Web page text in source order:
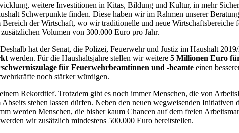
weitere Investitionen in Kitas, Bildung und Kultur, in mehr
Schwerpunkte finden. Diese haben wir im Rahmen unserer
der Wirtschaft, wo wir traditionelle und neue
Volumen von 300.000 Euro pro Jahr.
hat der Senat, die Polizei, Feuerwehr und Justiz im Haushalt
werden. Für die Haushaltsjahre stellen wir weitere 5 Millionen Euro
für Feuerwehrbeamtinnen und -beamte einen
noch stärker würdigen.
Rekordtief. Trotzdem gibt es noch immer Menschen, die von
stehen lassen dürfen. Neben den neuen wegweisenden
werden Menschen, die bisher kaum Chancen auf dem freien
wir zusätzlich mindestens 500.000 Euro bereitstellen.